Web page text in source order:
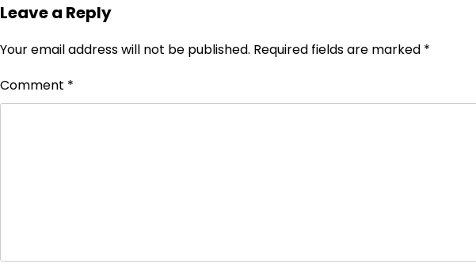
Leave a Reply
Your email address will not be published. Required fields are marked *
Comment *